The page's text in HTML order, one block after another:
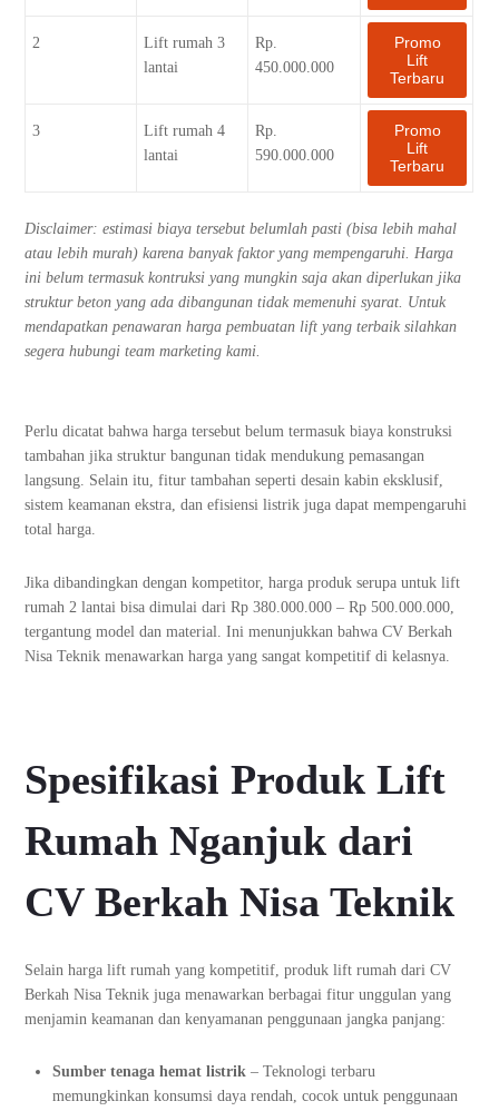
2
Lift rumah 3
lantai
Rp.
450.000.000
Promo
Lift
Terbaru
3
Lift rumah 4
lantai
Rp.
590.000.000
Promo
Lift
Terbaru
Disclaimer: estimasi biaya tersebut belumlah pasti (bisa lebih mahal
atau lebih murah) karena banyak faktor yang mempengaruhi. Harga
ini belum termasuk kontruksi yang mungkin saja akan diperlukan jika
struktur beton yang ada dibangunan tidak memenuhi syarat. Untuk
mendapatkan penawaran harga pembuatan lift yang terbaik silahkan
segera hubungi team marketing kami.
Perlu dicatat bahwa harga tersebut belum termasuk biaya konstruksi
tambahan jika struktur bangunan tidak mendukung pemasangan
langsung. Selain itu, fitur tambahan seperti desain kabin eksklusif,
sistem keamanan ekstra, dan efisiensi listrik juga dapat mempengaruhi
total harga.
Jika dibandingkan dengan kompetitor, harga produk serupa untuk lift
rumah 2 lantai bisa dimulai dari Rp 380.000.000 – Rp 500.000.000,
tergantung model dan material. Ini menunjukkan bahwa CV Berkah
Nisa Teknik menawarkan harga yang sangat kompetitif di kelasnya.
Spesifikasi Produk Lift
Rumah Nganjuk dari
CV Berkah Nisa Teknik
Selain harga lift rumah yang kompetitif, produk lift rumah dari CV
Berkah Nisa Teknik juga menawarkan berbagai fitur unggulan yang
menjamin keamanan dan kenyamanan penggunaan jangka panjang:
Sumber tenaga hemat listrik – Teknologi terbaru
memungkinkan konsumsi daya rendah, cocok untuk penggunaan